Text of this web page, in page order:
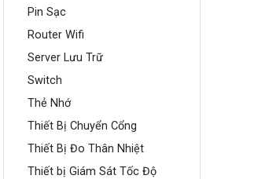
Pin Sạc
Router Wifi
Server Lưu Trữ
Switch
Thẻ Nhớ
Thiết Bị Chuyển Cổng
Thiết Bị Đo Thân Nhiệt
Thiết bị Giám Sát Tốc Độ